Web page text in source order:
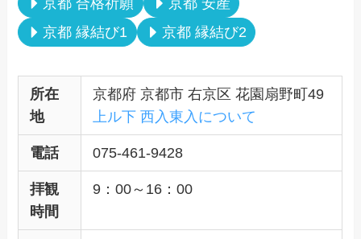
京都 縁結び1
京都 縁結び2
所在
地
京都府 京都市 右京区 花園扇野町49
上ル下 西入東入について
電話 075-461-9428
拝観
時間
9：00～16：00